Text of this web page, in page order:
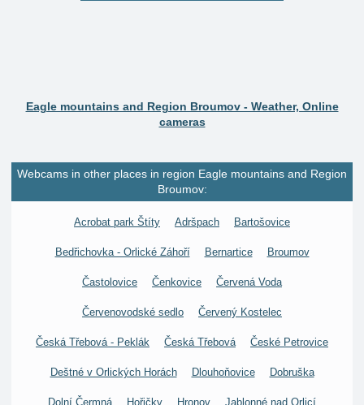
Eagle mountains and Region Broumov - Weather, Online
cameras
Webcams in other places in region Eagle mountains and Region
Broumov:
Acrobat park Štíty Adršpach Bartošovice
Bedřichovka - Orlické Záhoří Bernartice Broumov
Častolovice Čenkovice Červená Voda
Červenovodské sedlo Červený Kostelec
Česká Třebová - Peklák Česká Třebová České Petrovice
Deštné v Orlických Horách Dlouhoňovice Dobruška
Dolní Čermná Hořičky Hronov Jablonné nad Orlicí